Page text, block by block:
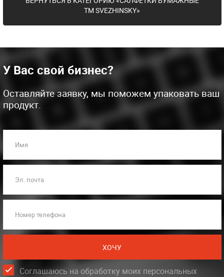
ТМ SVЕZHINSKY»
У Вас свой бизнес?
Оставляйте заявку, мы поможем упаковать ваш
продукт.
Имя
Эл. почта
Номер телефона
ХОЧУ
Соглашаюсь на обработку моих персональных